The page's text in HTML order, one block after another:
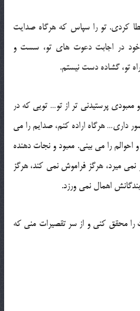
کردی. تو را سپاس که هرگاه صدایت
در اجابت دعوت های تو، سست و
تو، گشاده دست نیستم.
معبودی پرستیدنی تر از تو… تویی که در
داری… هرگاه اراده کنم، صدایم را می
را می بینی. معبود و نجات دهنده
میرد، هرگز فراموش نمی کند، هرگز
اهمال نمی ورزد.
را محقق کنی و از سر تقصیرات منی که